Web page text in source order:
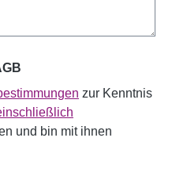
zur Kenntnis
und bin mit ihnen